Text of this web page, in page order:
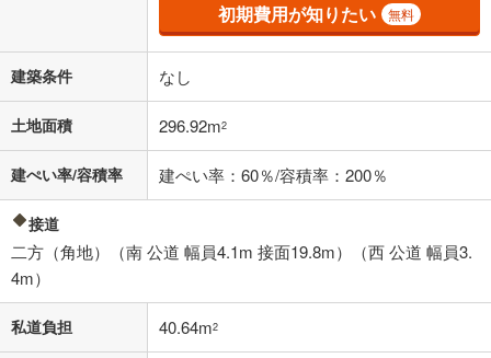
初期費用が知りたい 無料
建築条件 なし
土地面積 296.92m2
建ぺい率/容積率 建ぺい率：60％/容積率：200％
接道
二方（角地）（南 公道 幅員4.1m 接面19.8m）（西 公道 幅員3.
4m）
私道負担 40.64m2